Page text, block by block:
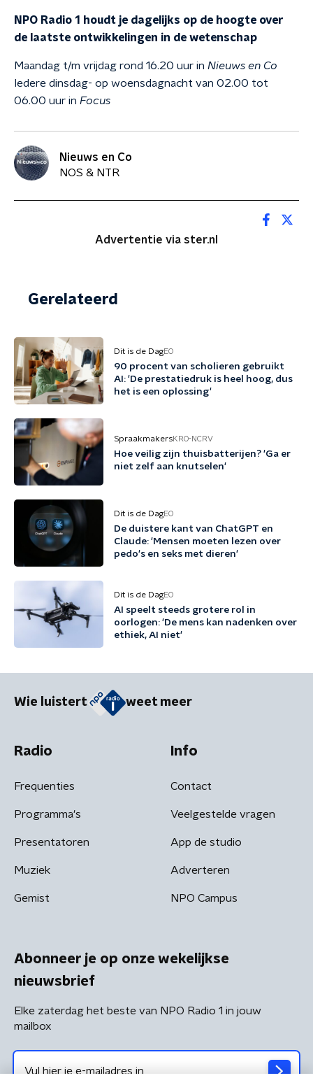
NPO Radio 1 houdt je dagelijks op de hoogte over
de laatste ontwikkelingen in de wetenschap
Maandag t/m vrijdag rond 16.20 uur in Nieuws en Co
Iedere dinsdag- op woensdagnacht van 02.00 tot
06.00 uur in Focus
Nieuws en Co
NOS & NTR
Advertentie via ster.nl
Gerelateerd
Dit is de DagEO
90 procent van scholieren gebruikt
AI: 'De prestatiedruk is heel hoog, dus
het is een oplossing'
SpraakmakersKRO-NCRV
Hoe veilig zijn thuisbatterijen? 'Ga er
niet zelf aan knutselen'
Dit is de DagEO
De duistere kant van ChatGPT en
Claude: 'Mensen moeten lezen over
pedo's en seks met dieren'
Dit is de DagEO
AI speelt steeds grotere rol in
oorlogen: 'De mens kan nadenken over
ethiek, AI niet'
Wie luistert weet meer
Radio
Frequenties
Programma's
Presentatoren
Muziek
Gemist
Info
Contact
Veelgestelde vragen
App de studio
Adverteren
NPO Campus
Abonneer je op onze wekelijkse
nieuwsbrief
Elke zaterdag het beste van NPO Radio 1 in jouw
mailbox